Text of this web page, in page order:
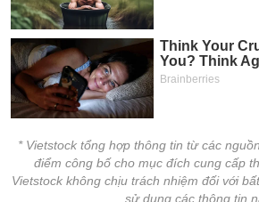
* Vietstock tổng hợp thông tin từ các
điểm công bố cho mục đích cung cấp
Vietstock không chịu trách nhiệm đối với
sử dụng các thông tin
chính